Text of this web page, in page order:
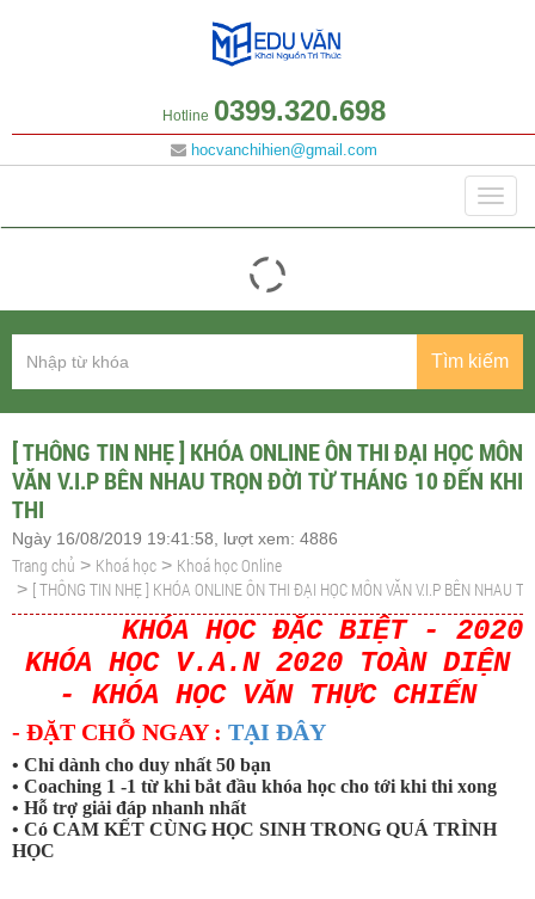
Hotline 0399.320.698
hocvanchihien@gmail.com
Tìm kiếm
[ THÔNG TIN NHẸ ] KHÓA ONLINE ÔN THI ĐẠI HỌC MÔN
VĂN V.I.P BÊN NHAU TRỌN ĐỜI TỪ THÁNG 10 ĐẾN KHI
THI
Ngày 16/08/2019 19:41:58, lượt xem: 4886
Trang chủ > Khoá học > Khoá học Online
> [ THÔNG TIN NHẸ ] KHÓA ONLINE ÔN THI ĐẠI HỌC MÔN VĂN V.I.P BÊN NHAU
KHÓA HỌC ĐẶC BIỆT - 2020
KHÓA HỌC V.A.N 2020 TOÀN DIỆN
- KHÓA HỌC VĂN THỰC CHIẾN
- ĐẶT CHỖ NGAY : TẠI ĐÂY
• Chỉ dành cho duy nhất 50 bạn
• Coaching 1 -1 từ khi bắt đầu khóa học cho tới khi thi xong
• Hỗ trợ giải đáp nhanh nhất
• Có CAM KẾT CÙNG HỌC SINH TRONG QUÁ TRÌNH
HỌC